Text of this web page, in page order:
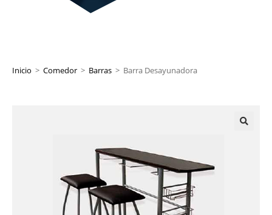
Inicio > Comedor > Barras > Barra Desayunadora